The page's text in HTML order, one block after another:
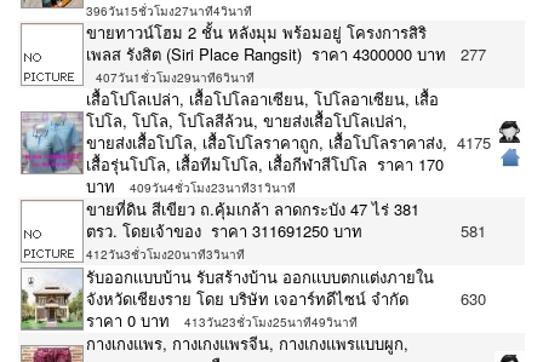
396วัน15ชั่วโมง27นาที4วินาที
ขายทาวน์โฮม 2 ชั้น หลังมุม พร้อมอยู่ โครงการสิริ
เพลส รังสิต (Siri Place Rangsit) ราคา 4300000 บาท
407วัน1ชั่วโมง29นาที6วินาที
277
เสื้อโปโลเปล่า, เสื้อโปโลอาเซียน, โปโลอาเซียน, เสื้อ
โปโล, โปโล, โปโลสีล้วน, ขายส่งเสื้อโปโลเปล่า,
ขายส่งเสื้อโปโล, เสื้อโปโลราคาถูก, เสื้อโปโลราคาส่ง,
เสื้อรุ่นโปโล, เสื้อทีมโปโล, เสื้อกีฬาสีโปโล ราคา 170
บาท
409วัน4ชั่วโมง23นาที31วินาที
4175
ขายที่ดิน สีเขียว ถ.คุ้มเกล้า ลาดกระบัง 47 ไร่ 381
ตรว. โดยเจ้าของ ราคา 311691250 บาท
412วัน3ชั่วโมง20นาที3วินาที
581
รับออกเเบบบ้าน รับสร้างบ้าน ออกเเบบตกเเต่งภายใน
จังหวัดเชียงราย โดย บริษัท เจอาร์ทดีไซน์ จำกัด
ราคา 0 บาท
413วัน23ชั่วโมง25นาที49วินาที
630
กางเกงแพร, กางเกงแพรจีน, กางเกงแพรแบบผูก,